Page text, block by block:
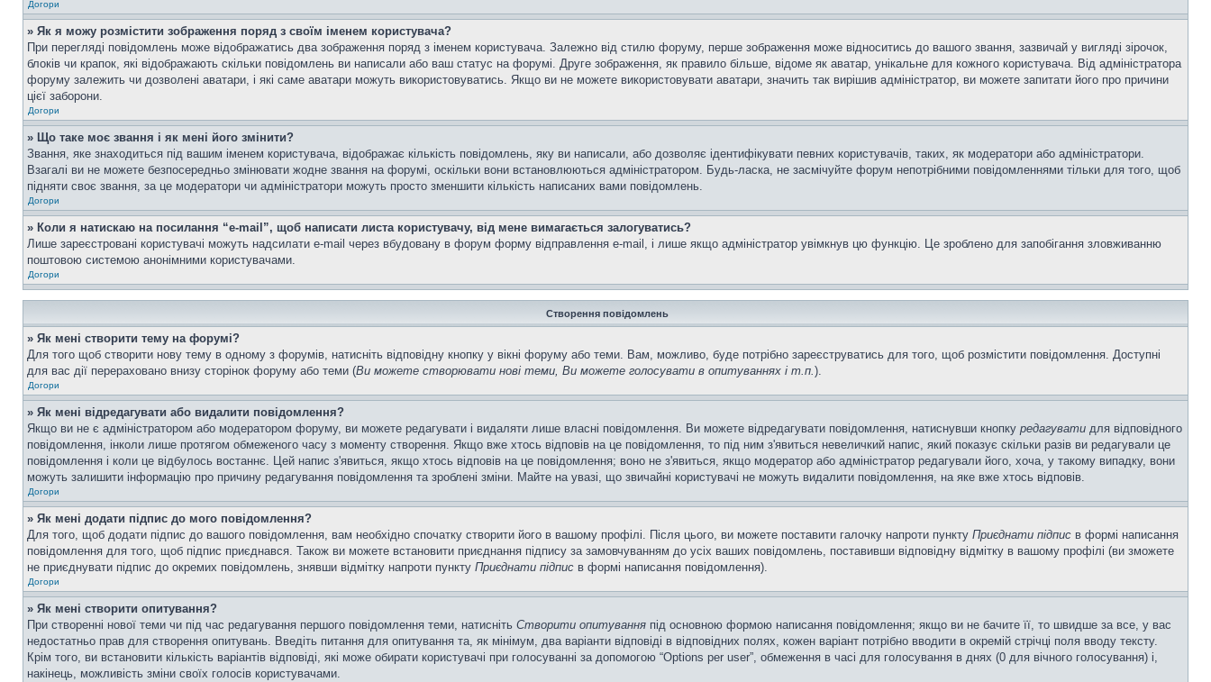
Догори
» Як я можу розмістити зображення поряд з своїм іменем користувача?
При перегляді повідомлень може відображатись два зображення поряд з іменем користувача. Залежно від стилю форуму, перше зображення може відноситись до вашого звання, зазвичай у вигляді зірочок,
блоків чи крапок, які відображають скільки повідомлень ви написали або ваш статус на форумі. Друге зображення, як правило більше, відоме як аватар, унікальне для кожного користувача. Від адміністратора
форуму залежить чи дозволені аватари, і які саме аватари можуть використовуватись. Якщо ви не можете використовувати аватари, значить так вирішив адміністратор, ви можете запитати його про причини
цієї заборони.
Догори
» Що таке моє звання і як мені його змінити?
Звання, яке знаходиться під вашим іменем користувача, відображає кількість повідомлень, яку ви написали, або дозволяє ідентифікувати певних користувачів, таких, як модератори або адміністратори.
Взагалі ви не можете безпосередньо змінювати жодне звання на форумі, оскільки вони встановлюються адміністратором. Будь-ласка, не засмічуйте форум непотрібними повідомленнями тільки для того, щоб
підняти своє звання, за це модератори чи адміністратори можуть просто зменшити кількість написаних вами повідомлень.
Догори
» Коли я натискаю на посилання “e-mail”, щоб написати листа користувачу, від мене вимагається залогуватись?
Лише зареєстровані користувачі можуть надсилати e-mail через вбудовану в форум форму відправлення e-mail, і лише якщо адміністратор увімкнув цю функцію. Це зроблено для запобігання зловживанню
поштовою системою анонімними користувачами.
Догори
Створення повідомлень
» Як мені створити тему на форумі?
Для того щоб створити нову тему в одному з форумів, натисніть відповідну кнопку у вікні форуму або теми. Вам, можливо, буде потрібно зареєструватись для того, щоб розмістити повідомлення. Доступні
для вас дії перераховано внизу сторінок форуму або теми (Ви можете створювати нові теми, Ви можете голосувати в опитуваннях і т.п.).
Догори
» Як мені відредагувати або видалити повідомлення?
Якщо ви не є адміністратором або модератором форуму, ви можете редагувати і видаляти лише власні повідомлення. Ви можете відредагувати повідомлення, натиснувши кнопку редагувати для відповідного
повідомлення, інколи лише протягом обмеженого часу з моменту створення. Якщо вже хтось відповів на це повідомлення, то під ним з'явиться невеличкий напис, який показує скільки разів ви редагували це
повідомлення і коли це відбулось востаннє. Цей напис з'явиться, якщо хтось відповів на це повідомлення; воно не з'явиться, якщо модератор або адміністратор редагували його, хоча, у такому випадку, вони
можуть залишити інформацію про причину редагування повідомлення та зроблені зміни. Майте на увазі, що звичайні користувачі не можуть видалити повідомлення, на яке вже хтось відповів.
Догори
» Як мені додати підпис до мого повідомлення?
Для того, щоб додати підпис до вашого повідомлення, вам необхідно спочатку створити його в вашому профілі. Після цього, ви можете поставити галочку напроти пункту Приєднати підпис в формі написання
повідомлення для того, щоб підпис приєднався. Також ви можете встановити приєднання підпису за замовчуванням до усіх ваших повідомлень, поставивши відповідну відмітку в вашому профілі (ви зможете
не приєднувати підпис до окремих повідомлень, знявши відмітку напроти пункту Приєднати підпис в формі написання повідомлення).
Догори
» Як мені створити опитування?
При створенні нової теми чи під час редагування першого повідомлення теми, натисніть Створити опитування під основною формою написання повідомлення; якщо ви не бачите її, то швидше за все, у вас
недостатньо прав для створення опитувань. Введіть питання для опитування та, як мінімум, два варіанти відповіді в відповідних полях, кожен варіант потрібно вводити в окремій стрічці поля вводу тексту.
Крім того, ви встановити кількість варіантів відповіді, які може обирати користувачі при голосуванні за допомогою “Options per user”, обмеження в часі для голосування в днях (0 для вічного голосування) і,
накінець, можливість зміни своїх голосів користувачами.